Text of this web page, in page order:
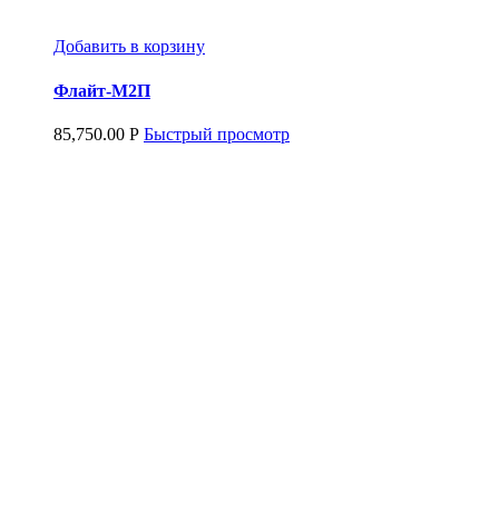
Добавить в корзину
Флайт-М2П
85,750.00 Р Быстрый просмотр